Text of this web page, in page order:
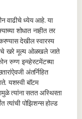
वाढीचे ध्येय आहे. या
शोधात नाहीत तर
देखील स्वारस्य
खरे मूल्य ओळखले जाते
रुग्ण इन्व्हेस्टमेंटच्या
अंतर्निहित
यशस्वी बॉटम
त्यांना सतत अस्थिरता
त्यांची पोझिशन्स होल्ड